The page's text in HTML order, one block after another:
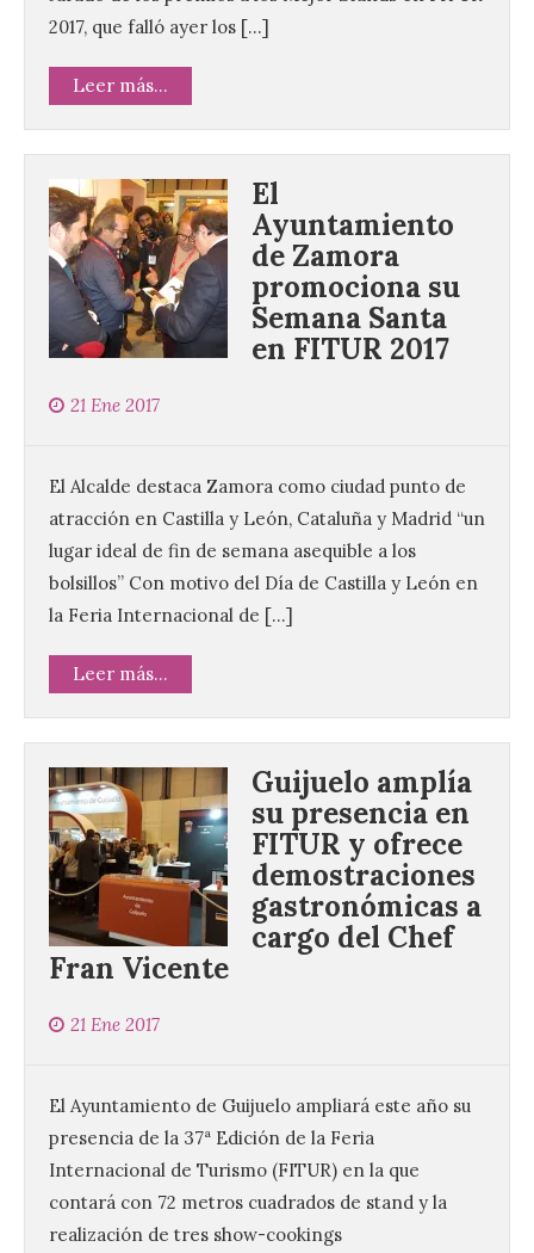
2017, que falló ayer los […]
Leer más...
El
Ayuntamiento
de Zamora
promociona su
Semana Santa
en FITUR 2017
21 Ene 2017
El Alcalde destaca Zamora como ciudad punto de
atracción en Castilla y León, Cataluña y Madrid “un
lugar ideal de fin de semana asequible a los
bolsillos” Con motivo del Día de Castilla y León en
la Feria Internacional de […]
Leer más...
Guijuelo amplía
su presencia en
FITUR y ofrece
demostraciones
gastronómicas a
cargo del Chef
Fran Vicente
21 Ene 2017
El Ayuntamiento de Guijuelo ampliará este año su
presencia de la 37ª Edición de la Feria
Internacional de Turismo (FITUR) en la que
contará con 72 metros cuadrados de stand y la
realización de tres show-cookings